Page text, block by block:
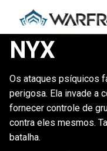
NYX
Os ataques psíquicos
perigosa. Ela invade a
fornecer controle de
contra eles mesmos.
batalha.